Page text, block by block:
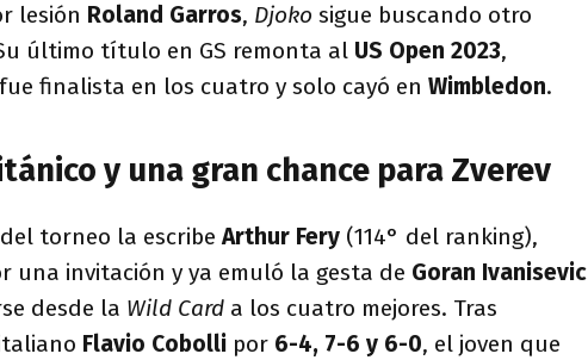
lesión Roland Garros, Djoko sigue buscando otro
último título en GS remonta al US Open 2023,
finalista en los cuatro y solo cayó en Wimbledon.
y una gran chance para Zverev
torneo la escribeArthur Fery (114° del ranking),
una invitación y ya emuló la gesta de Goran Ivanisevic
desde la Wild Card a los cuatro mejores. Tras
Flavio Cobolli por 6-4, 7-6 y 6-0, el joven que